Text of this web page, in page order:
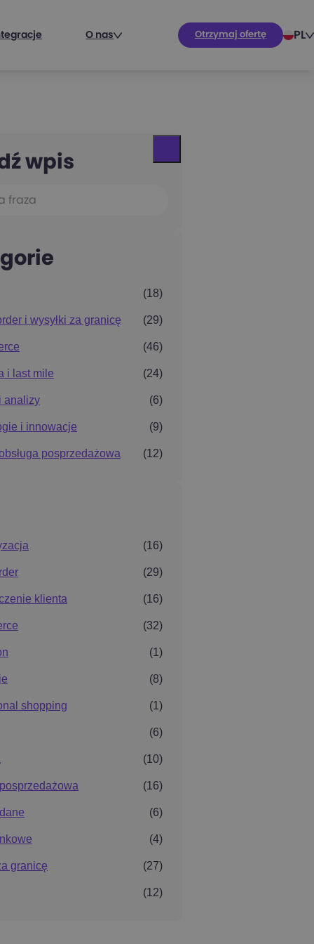
O nas Otrzymaj ofertę PL
wpis
(18)
i wysyłki za granicę (29)
(46)
i last mile (24)
analizy (6)
i innowacje (9)
posprzedażowa (12)
(16)
(29)
klienta (16)
(32)
(1)
(8)
shopping (1)
(6)
(10)
(16)
(6)
(4)
granicę (27)
(12)